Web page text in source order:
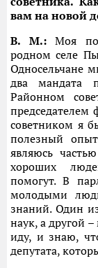
вам на новой
В. М.:Моя
родном селе
Односельчане
два мандата
Районном
советником я
полезный
являюсь
хороших
помогут. В
молодыми
знаний. Один
наук, а другой
иду, и знаю,
депутата,